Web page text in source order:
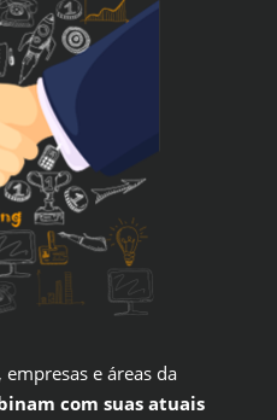
e áreas da
com suas atuais